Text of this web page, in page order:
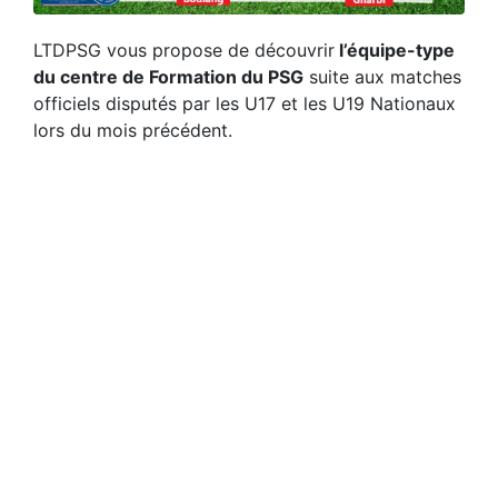
LTDPSG vous propose de découvrir l’équipe-type
du centre de Formation du PSG suite aux matches
officiels disputés par les U17 et les U19 Nationaux
lors du mois précédent.